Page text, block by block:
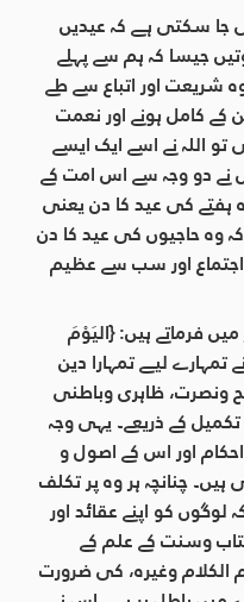
جا سکتی ہے کہ عیدیں
جیسا کہ ہم سے پہلے
وہ شریعت اور اتباع سے طے
کے کامل ہونے اور نعمت
اللہ نے اسے ایک ایسے
نے دو وجہ سے اس امت کے
ہفتے کی عید کا دن یعنی
وہ حاجیوں کی عید کا دن
اور سب سے عظیم
فرماتے ہیں: {اليَوْمَ
لیے تمہارا دین
ونصرت، ظاہری وباطنی
کے ذریعے۔ یہی وجہ
اور اس کے اصول و
چنانچہ ہر وہ پر تکلف
کو اپنے عقائد اور
وسنت کے علم کے
الکلام وغیرہ، کی ضرورت